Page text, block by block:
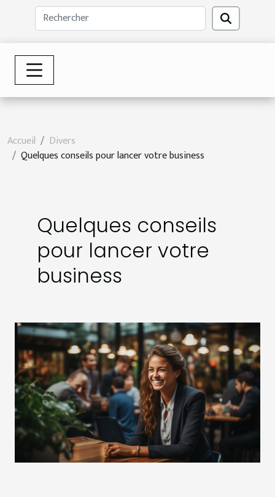
Accueil
Divers
Quelques conseils pour lancer votre business
Quelques conseils
pour lancer votre
business